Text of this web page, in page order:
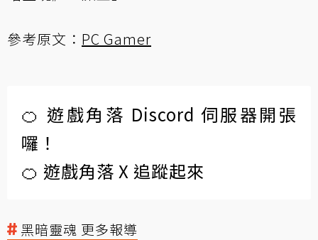
參考原文： PC Gamer
🍊 遊戲角落 Discord 伺服器開張
囉！
🍊 遊戲角落 X 追蹤起來
黑暗靈魂 更多報導